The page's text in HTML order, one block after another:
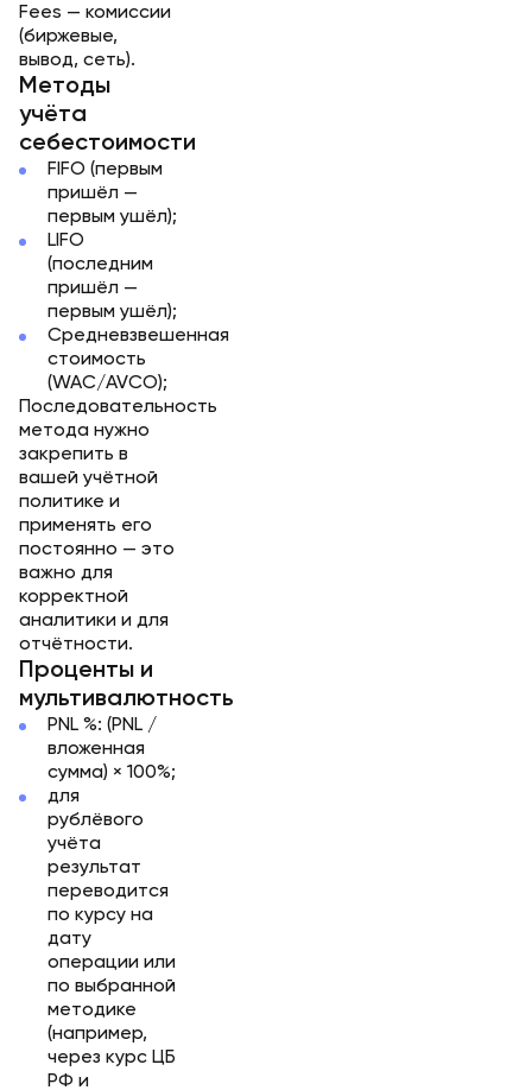
Fees — комиссии
(биржевые,
вывод, сеть).
Методы
учёта
себестоимости
FIFO (первым
пришёл —
первым ушёл);
LIFO
(последним
пришёл —
первым ушёл);
Средневзвешенная
стоимость
(WAC/AVCO);
Последовательность
метода нужно
закрепить в
вашей учётной
политике и
применять его
постоянно — это
важно для
корректной
аналитики и для
отчётности.
Проценты и
мультивалютность
PNL %: (PNL /
вложенная
сумма) × 100%;
для
рублёвого
учёта
результат
переводится
по курсу на
дату
операции или
по выбранной
методике
(например,
через курс ЦБ
РФ и